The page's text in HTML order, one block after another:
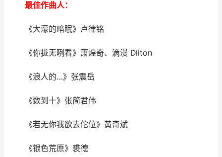
最佳作曲人：
《大濛的暗眠》卢律铭
《你拢无咧看》萧煌奇、滴漫 Diiton
《浪人的…》张震岳
《数到十》张简君伟
《若无你我欲去佗位》黄奇斌
《银色荒原》裘德